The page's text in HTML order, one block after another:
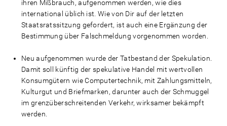
ihren Mißbrauch, aufgenommen werden, wie dies
international üblich ist. Wie von Dir auf der letzten
Staatsratssitzung gefordert, ist auch eine Ergänzung der
Bestimmung über Falschmeldung vorgenommen worden.
Neu aufgenommen wurde der Tatbestand der Spekulation.
Damit soll künftig der spekulative Handel mit wertvollen
Konsumgütern wie Computertechnik, mit Zahlungsmitteln,
Kulturgut und Briefmarken, darunter auch der Schmuggel
im grenzüberschreitenden Verkehr, wirksamer bekämpft
werden.